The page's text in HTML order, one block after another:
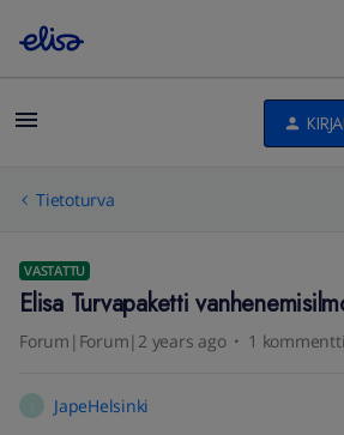
Tietoturva
VASTATTU
Elisa Turvapaketti
Forum|Forum|2 years ago 1 kommentti
JapeHelsinki